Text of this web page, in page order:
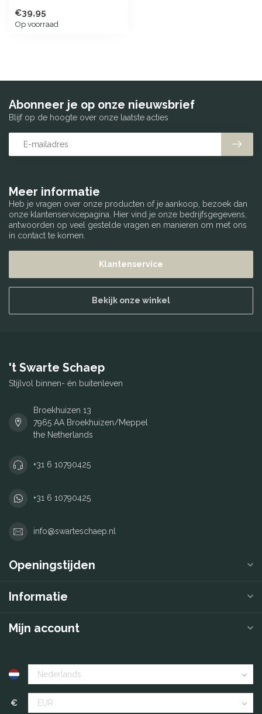
€39,95
Op voorraad
Meer informatie
Heb je vragen over onze producten of je aankoop, bezoek dan
onze klantenservicepagina. Hier vind je onze bedrijfsgegevens,
antwoorden op veel gestelde vragen en manieren om met ons
in contact te komen.
Klantenservice
Bekijk onze winkel
Abonneer je op onze nieuwsbrief
Blijf op de hoogte over onze laatste acties
't Swarte Schaep
Stijlvol binnen- én buitenleven
Broekhuizen 13
7965 AA Broekhuizen/Meppel
the Netherlands
+31 6 10790425
+31 6 10790425
info@swarteschaep.nl
Openingstijden
Informatie
Mijn account
€